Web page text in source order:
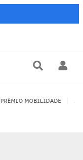
PRÊMIO MOBILIDADE